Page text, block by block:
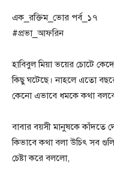
এক_রক্তিম_ভোর পর্ব_১৭
#প্রভা_আফরিন
হাবিবুল মিয়া ভয়ের চোটে
কিছু ঘটেছে। নাহলে এতো
কেনো এভাবে ধমকে কথা
বাবার বয়সী মানুষকে কাঁদতে
কিভাবে কথা বলা উচিৎ সব
চেষ্টা করে বললো,